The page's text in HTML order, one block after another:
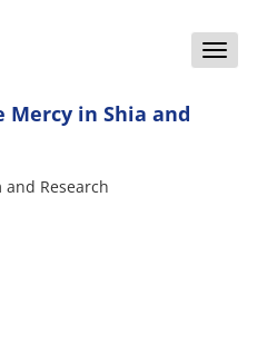
Toggle
Mercy in Shia and
and Research